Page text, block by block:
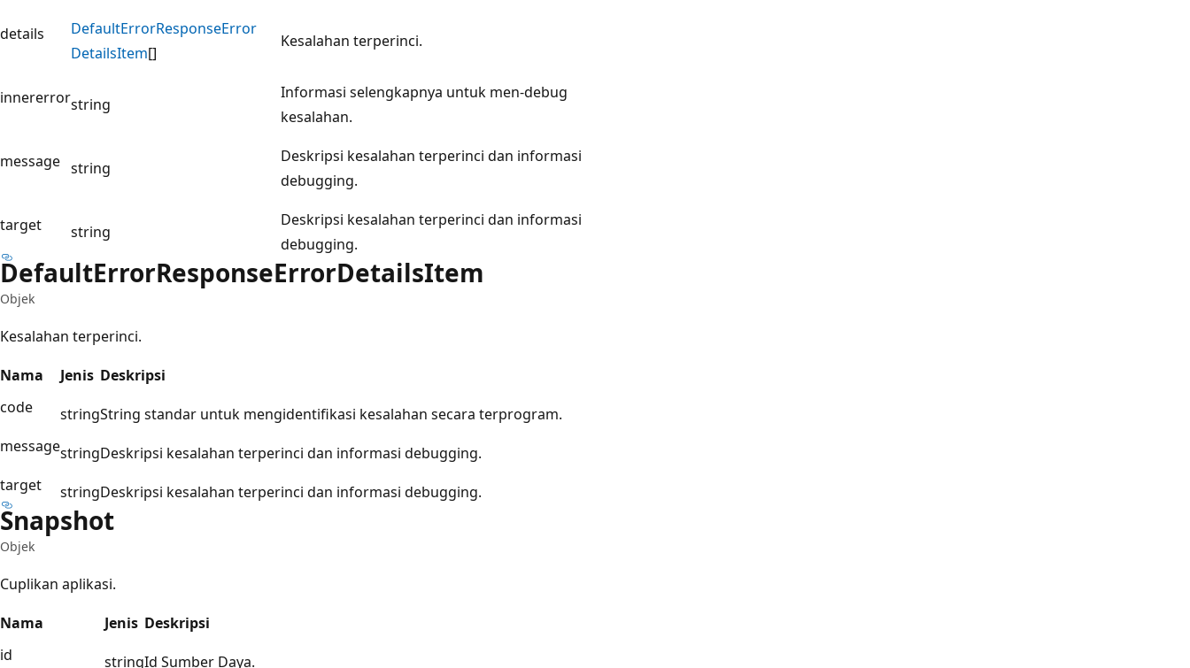
details DefaultErrorResponseError
DetailsItem[]
Kesalahan terperinci.
innererrorstring
Informasi selengkapnya untuk men-debug
kesalahan.
message string
Deskripsi kesalahan terperinci dan informasi
debugging.
target string
Deskripsi kesalahan terperinci dan informasi
debugging.
DefaultErrorResponseErrorDetailsItem
Objek
Kesalahan terperinci.
Nama
Jenis Deskripsi
code
stringString standar untuk mengidentifikasi kesalahan secara terprogram.
messagestringDeskripsi kesalahan terperinci dan informasi debugging.
target
stringDeskripsi kesalahan terperinci dan informasi debugging.
Snapshot
Objek
Cuplikan aplikasi.
Nama
Jenis Deskripsi
id
stringId Sumber Daya.